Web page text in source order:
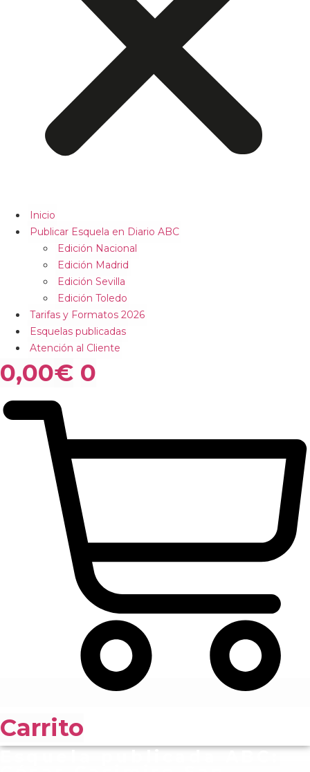
Inicio
Publicar Esquela en Diario ABC
Edición Nacional
Edición Madrid
Edición Sevilla
Edición Toledo
Tarifas y Formatos 2026
Esquelas publicadas
Atención al Cliente
0,00€ 0
Carrito